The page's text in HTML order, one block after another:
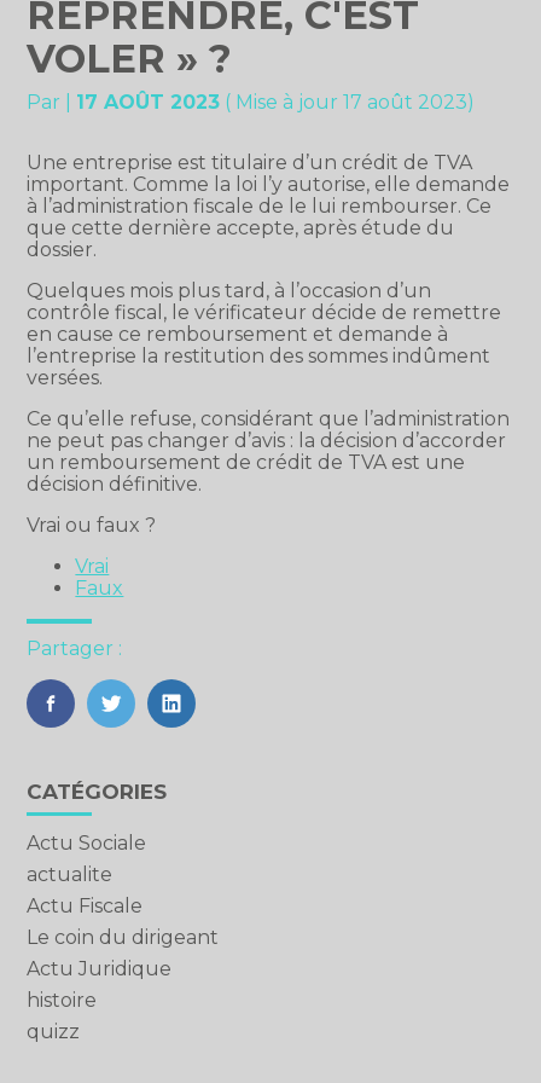
REPRENDRE, C'EST
VOLER » ?
Par 17 AOÛT 2023 ( Mise à jour 17 août 2023)
Une entreprise est titulaire d’un crédit de TVA
important. Comme la loi l’y autorise, elle demande
à l’administration fiscale de le lui rembourser. Ce
que cette dernière accepte, après étude du
dossier.
Quelques mois plus tard, à l’occasion d’un
contrôle fiscal, le vérificateur décide de remettre
en cause ce remboursement et demande à
l’entreprise la restitution des sommes indûment
versées.
Ce qu’elle refuse, considérant que l’administration
ne peut pas changer d’avis : la décision d’accorder
un remboursement de crédit de TVA est une
décision définitive.
Vrai ou faux ?
Vrai
Faux
Partager :
FaceBook
TwitterLinkedIn
Blog
sidebar
CATÉGORIES
Actu Sociale
actualite
Actu Fiscale
Le coin du dirigeant
Actu Juridique
histoire
quizz